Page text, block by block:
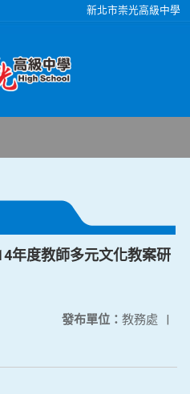
新北市崇光高級中學
年度教師多元文化教案研
發布單位： 教務處 |